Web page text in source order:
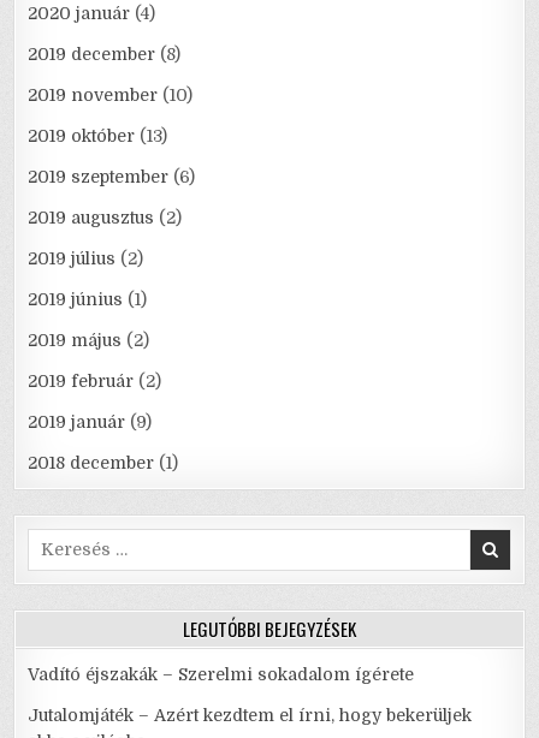
2020 január (4)
2019 december (8)
2019 november (10)
2019 október (13)
2019 szeptember (6)
2019 augusztus (2)
2019 július (2)
2019 június (1)
2019 május (2)
2019 február (2)
2019 január (9)
2018 december (1)
Search
for:
LEGUTÓBBI BEJEGYZÉSEK
Vadító éjszakák – Szerelmi sokadalom ígérete
Jutalomjáték – Azért kezdtem el írni, hogy bekerüljek